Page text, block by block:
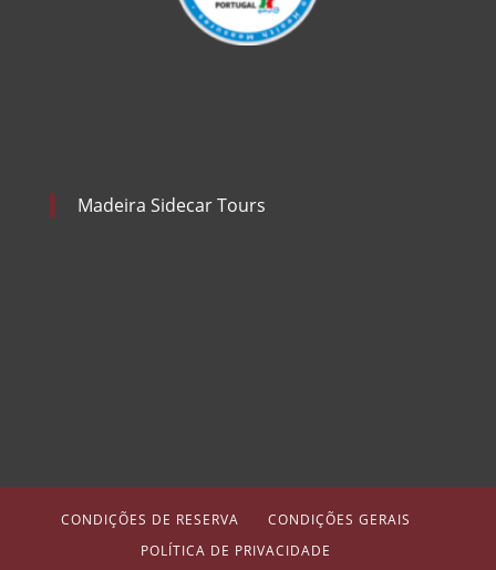
Madeira Sidecar Tours
CONDIÇÕES DE RESERVA
CONDIÇÕES GERAIS
POLÍTICA DE PRIVACIDADE